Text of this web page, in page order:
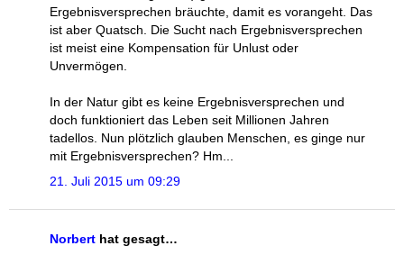
Ergebnisversprechen bräuchte, damit es vorangeht. Das
ist aber Quatsch. Die Sucht nach Ergebnisversprechen
ist meist eine Kompensation für Unlust oder
Unvermögen.
In der Natur gibt es keine Ergebnisversprechen und
doch funktioniert das Leben seit Millionen Jahren
tadellos. Nun plötzlich glauben Menschen, es ginge nur
mit Ergebnisversprechen? Hm...
21. Juli 2015 um 09:29
Norbert hat gesagt…